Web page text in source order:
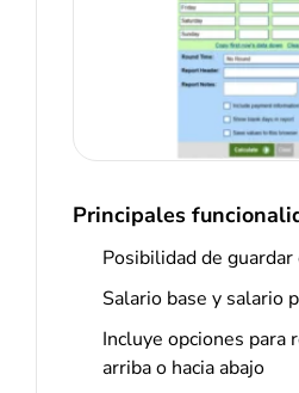
Principales
Posibilidad de
Salario base y salario
Incluye opciones para
arriba o hacia abajo